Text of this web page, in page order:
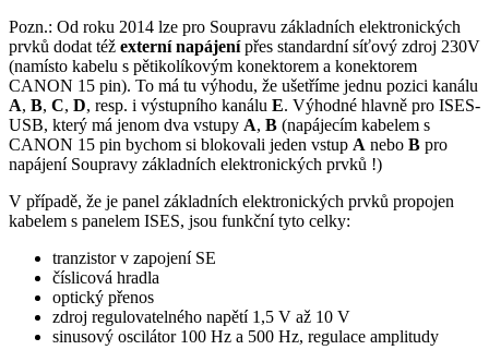
Pozn.: Od roku 2014 lze pro Soupravu základních elektronických
prvků dodat též externí napájenípřes standardní síťový zdroj 230V
(namísto kabelu s pětikolíkovým konektorem a konektorem
CANON 15 pin). To má tu výhodu, že ušetříme jednu pozici kanálu
A, B, C, D, resp. i výstupního kanálu E. Výhodné hlavně pro ISES-
USB, který má jenom dva vstupy A, B (napájecím kabelem s
CANON 15 pin bychom si blokovali jeden vstup A nebo B pro
napájení Soupravy základních elektronických prvků !)
V případě, že je panel základních elektronických prvků propojen
kabelem s panelem ISES, jsou funkční tyto celky:
tranzistor v zapojení SE
číslicová hradla
optický přenos
zdroj regulovatelného napětí 1,5 V až 10 V
sinusový oscilátor 100 Hz a 500 Hz, regulace amplitudy